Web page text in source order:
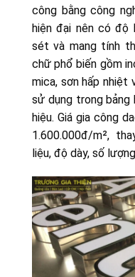
công bằng công
hiện đại nên có độ
sét và mang tính
chữ phổ biến gồm
mica, sơn hấp nhiệt
sử dụng trong bảng
hiệu. Giá gia công
1.600.000đ/m²,
liệu, độ dày, số